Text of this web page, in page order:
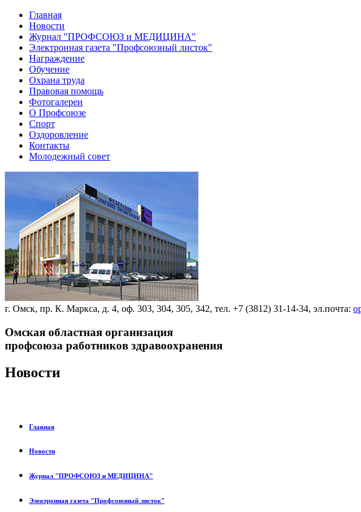
Главная
Новости
Журнал "ПРОФСОЮЗ и МЕДИЦИНА"
Электронная газета "Профсоюзный листок"
Награждение
Обучение
Охрана труда
Правовая помощь
Фотогалереи
О Профсоюзе
Спорт
Оздоровление
Контакты
Молодежный совет
г. Омск, пр. К. Маркса, д. 4, оф. 303, 304, 305, 342, тел. +7 (3812) 31-14-34, эл.почта:
Омская областная организация
профсоюза работников здравоохранения
Новости
Главная
Новости
Журнал "ПРОФСОЮЗ и МЕДИЦИНА"
Электронная газета "Профсоюзный листок"